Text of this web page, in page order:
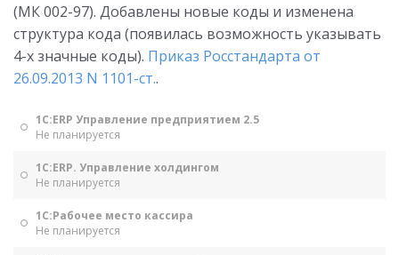
(МК 002-97). Добавлены новые коды и изменена
структура кода (появилась возможность указывать
4-х значные коды). Приказ Росстандарта от
26.09.2013 N 1101-ст..
1С:ERP Управление предприятием 2.5
Не планируется
1С:ERP. Управление холдингом
Не планируется
1С:Рабочее место кассира
Не планируется